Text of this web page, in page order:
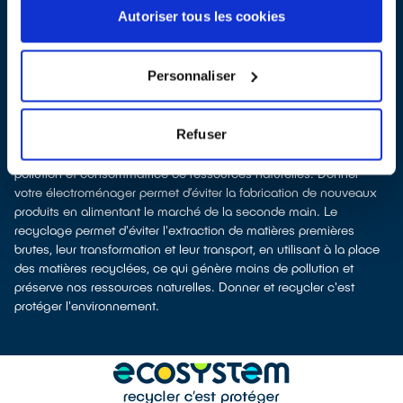
Autoriser tous les cookies
Personnaliser
Refuser
dépôt en magasinparfois même sans achat selon la surface de
vente
nous remettent ensuite les appareils collectés afin que nous
prenions en charge leur dépollution et leur recyclage.
Recycler, c’est économiser les ressources et réduire l’impact
La production d’appareils électriques neufs est génératrice de
pollution et consommatrice de ressources naturelles. Donner
votre électroménager permet d’éviter la fabrication de nouveaux
produits en alimentant le marché de la seconde main. Le
recyclage permet d'éviter l'extraction de matières premières
brutes, leur transformation et leur transport, en utilisant à la place
des matières recyclées, ce qui génère moins de pollution et
préserve nos ressources naturelles. Donner et recycler c'est
protéger l'environnement.